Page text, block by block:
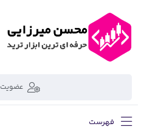
عضویت
فهرست